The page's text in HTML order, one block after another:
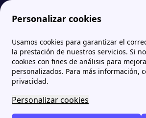
Personalizar cookies
Usamos cookies para garantizar el
la prestación de nuestros servicios. Si
cookies con fines de análisis para
personalizados. Para más información,
privacidad.
Personalizar cookies
Zona Internet ¿Qué ofertas hay para